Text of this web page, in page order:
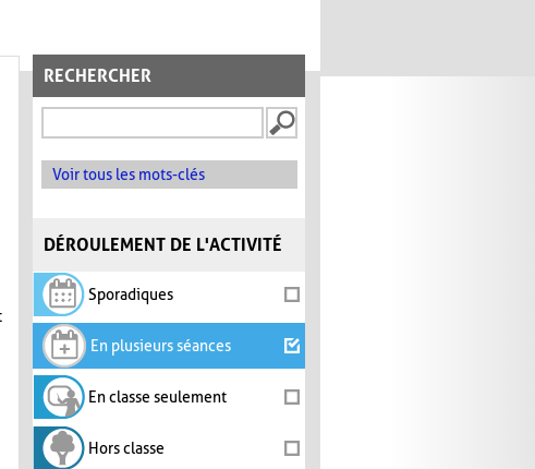
RECHERCHER
Voir tous les mots-clés
DÉROULEMENT DE L'ACTIVITÉ
Sporadiques
En plusieurs séances
En classe seulement
Hors classe